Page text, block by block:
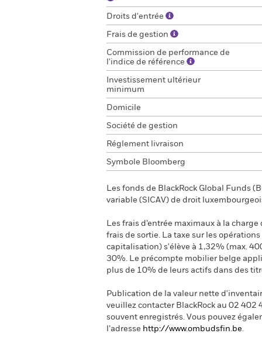
Droits d'entrée
Frais de gestion
Commission de performance de
l'indice de référence
Investissement ultérieur
minimum
Domicile
Société de gestion
Réglement livraison
Symbole Bloomberg
Les fonds de BlackRock Global Funds
variable (SICAV) de droit
Les frais d’entrée maximaux à la
frais de sortie. La taxe sur les
capitalisation) s'élève à 1,32% (max.
30%. Le précompte mobilier belge
plus de 10% de leurs actifs dans des
Publication de la valeur nette
veuillez contacter BlackRock au 02 402
souvent enregistrés. Vous pouvez
l’adresse http://www.ombudsfin.be.